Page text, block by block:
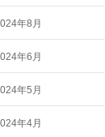
年8月
年6月
年5月
年4月